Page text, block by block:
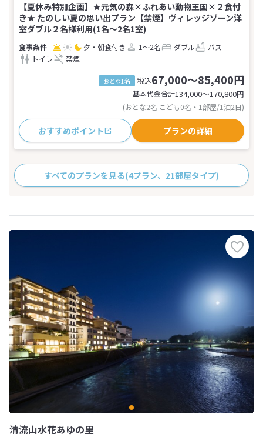
【夏休み特別企画】★元気の森×ふれあい動物王国×２食付
き★ たのしい夏の思い出プラン【禁煙】ヴィレッジゾーン洋
室ダブル２名様利用(1名～2名1室)
夕・朝食付き 1～2名 ダブル
バス
トイレ
禁煙
おとな1名 税込67,000～85,400円
基本代金合計134,000〜170,800円
(おとな2名 こども0名・1部屋/1泊2日)
おすすめポイント プランの詳細
すべてのプランを見る(4プラン、21部屋タイプ)
清流山水花あゆの里